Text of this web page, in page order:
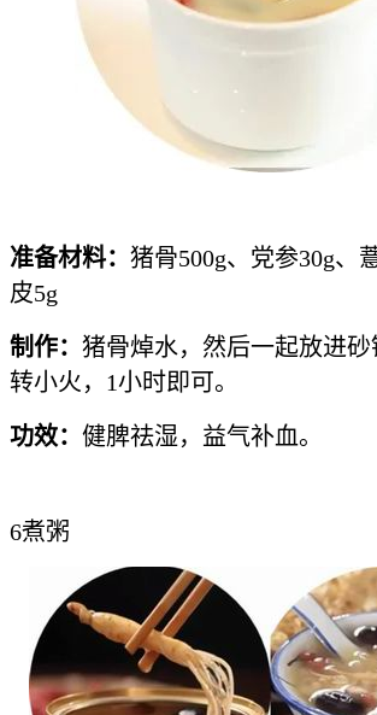
准备材料： 猪骨500g、党参30g、
皮5g
制作： 猪骨焯水，然后一起放进
转小火，1小时即可。
功效： 健脾祛湿，益气补血。
6煮粥